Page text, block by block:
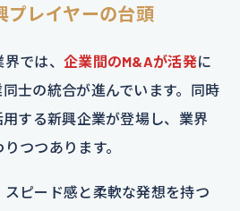
レイヤーの台頭
では、 企業間のM&Aが活発に
士の統合が進んでいます。同時
する新興企業が登場し、業界
つつあります。
ピード感と柔軟な発想を持つ